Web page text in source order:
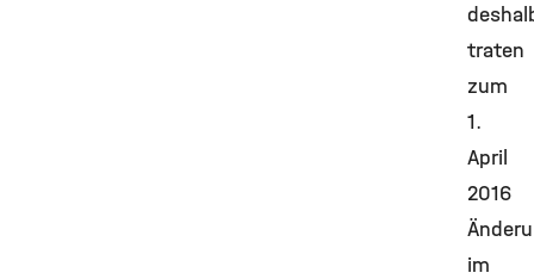
traten
zum
1.
April
2016
im